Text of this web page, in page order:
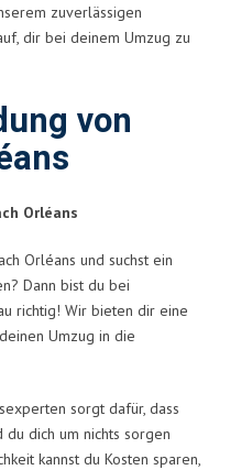
zuverlässigen
dir bei deinem Umzug zu
von
Orléans
Orléans und suchst ein
Dann bist du bei
richtig! Wir bieten dir eine
Umzug in die
sorgt dafür, dass
dich um nichts sorgen
kannst du Kosten sparen,